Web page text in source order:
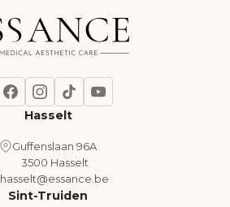
Hasselt
Guffenslaan 96A
3500 Hasselt
hasselt@essance.be
Sint-Truiden